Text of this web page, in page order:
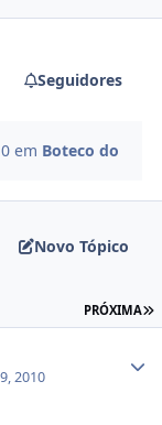
Seguidores
em Boteco do
Novo Tópico
PRÓXIMA
2010